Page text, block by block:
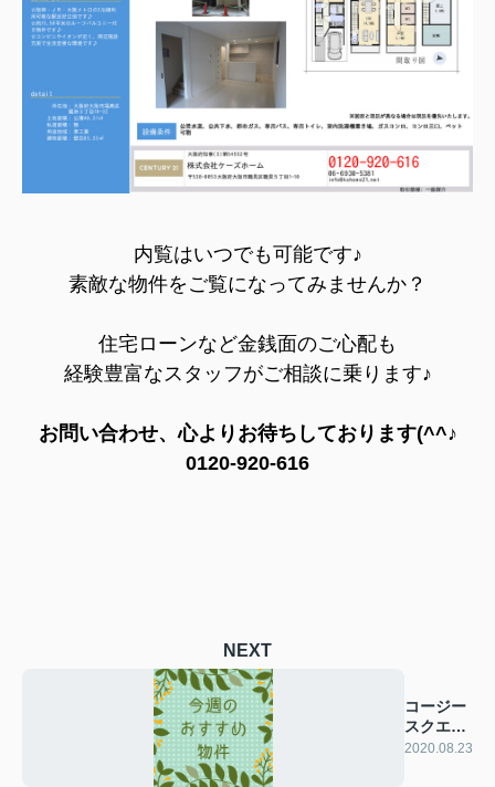
内覧はいつでも可能です♪
素敵な物件をご覧になってみませんか？
住宅ローンなど金銭面のご心配も
経験豊富なスタッフがご相談に乗ります♪
お問い合わせ、心よりお待ちしております(^^♪
0120-920-616
NEXT
コージー
スクエア
今福鶴見
2020.08.23